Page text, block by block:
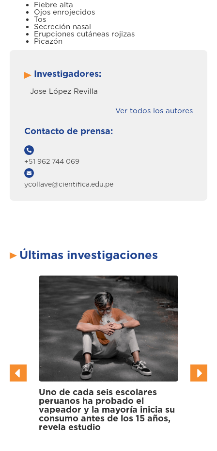
Fiebre alta
Ojos enrojecidos
Tos
Secreción nasal
Erupciones cutáneas rojizas
Picazón
Investigadores:
Jose López Revilla
Ver todos los autores
Contacto de prensa:
+51 962 744 069
ycollave@cientifica.edu.pe
Últimas investigaciones
Uno de cada seis escolares
peruanos ha probado el
vapeador y la mayoría inicia su
consumo antes de los 15 años,
revela estudio